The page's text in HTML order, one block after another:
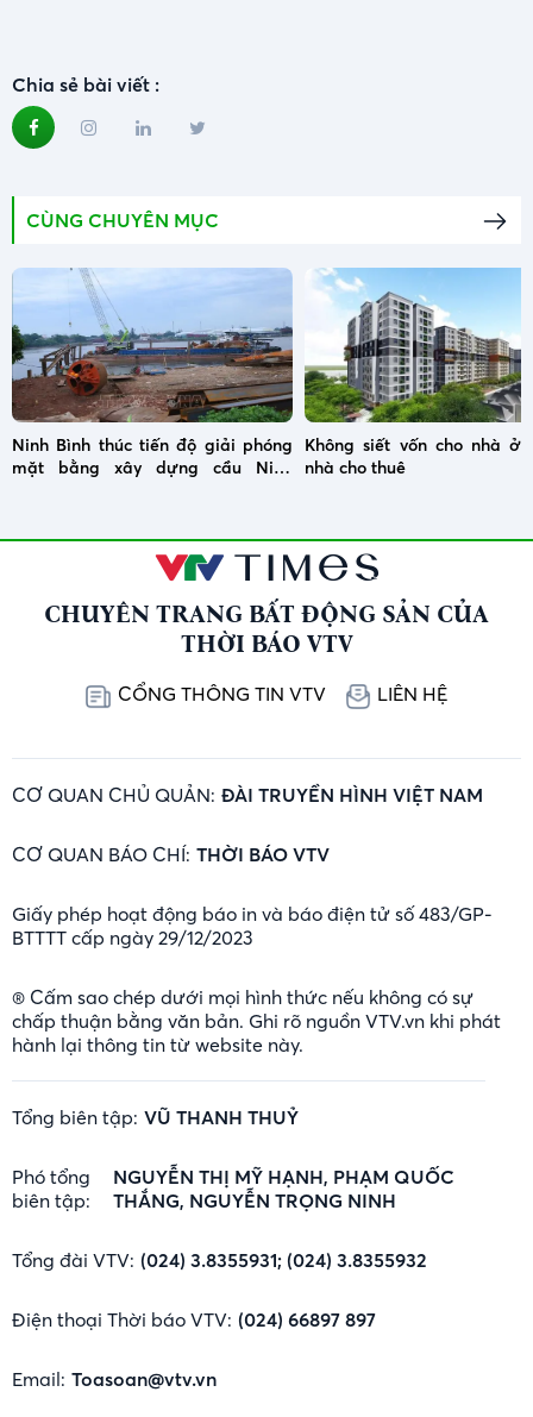
Chia sẻ bài viết :
CÙNG CHUYÊN MỤC
Ninh Bình thúc tiến độ giải phóng
mặt bằng xây dựng cầu Ninh
Không siết vốn cho nhà ở
nhà cho thuê
CHUYÊN TRANG BẤT ĐỘNG SẢN CỦA
THỜI BÁO VTV
CỔNG THÔNG TIN VTV LIÊN HỆ
CƠ QUAN CHỦ QUẢN: ĐÀI TRUYỀN HÌNH VIỆT NAM
CƠ QUAN BÁO CHÍ: THỜI BÁO VTV
Giấy phép hoạt động báo in và báo điện tử số 483/GP-
BTTTT cấp ngày 29/12/2023
® Cấm sao chép dưới mọi hình thức nếu không có sự
chấp thuận bằng văn bản. Ghi rõ nguồn VTV.vn khi phát
hành lại thông tin từ website này.
Tổng biên tập: VŨ THANH THUỶ
Phó tổng
biên tập:
NGUYỄN THỊ MỸ HẠNH, PHẠM QUỐC
THẮNG, NGUYỄN TRỌNG NINH
Tổng đài VTV: (024) 3.8355931; (024) 3.8355932
Điện thoại Thời báo VTV: (024) 66897 897
Email: Toasoan@vtv.vn